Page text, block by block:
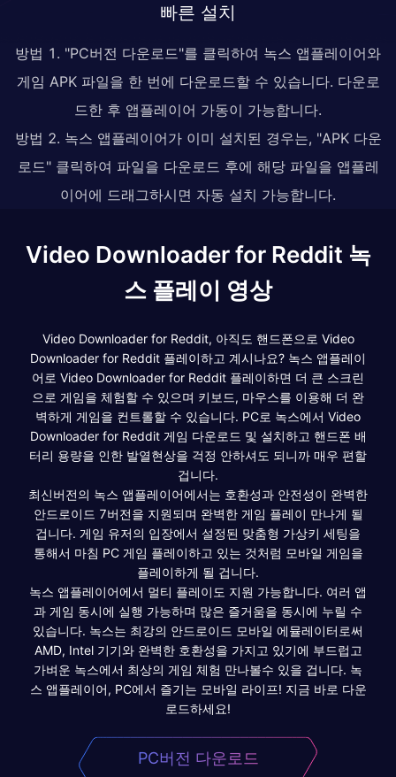
빠른 설치
방법 1. "PC버전 다운로드"를 클릭하여 녹스 앱플레이어와
게임 APK 파일을 한 번에 다운로드할 수 있습니다. 다운로
드한 후 앱플레이어 가동이 가능합니다.
방법 2. 녹스 앱플레이어가 이미 설치된 경우는, "APK 다운
로드" 클릭하여 파일을 다운로드 후에 해당 파일을 앱플레
이어에 드래그하시면 자동 설치 가능합니다.
Video Downloader for Reddit 녹
스 플레이 영상
Video Downloader for Reddit, 아직도 핸드폰으로 Video
Downloader for Reddit 플레이하고 계시나요? 녹스 앱플레이
어로 Video Downloader for Reddit 플레이하면 더 큰 스크린
으로 게임을 체험할 수 있으며 키보드, 마우스를 이용해 더 완
벽하게 게임을 컨트롤할 수 있습니다. PC로 녹스에서 Video
Downloader for Reddit 게임 다운로드 및 설치하고 핸드폰 배
터리 용량을 인한 발열현상을 걱정 안하셔도 되니까 매우 편할
겁니다.
최신버전의 녹스 앱플레이어에서는 호환성과 안전성이 완벽한
안드로이드 7버전을 지원되며 완벽한 게임 플레이 만나게 될
겁니다. 게임 유저의 입장에서 설정된 맞춤형 가상키 세팅을
통해서 마침 PC 게임 플레이하고 있는 것처럼 모바일 게임을
플레이하게 될 겁니다.
녹스 앱플레이어에서 멀티 플레이도 지원 가능합니다. 여러 앱
과 게임 동시에 실행 가능하며 많은 즐거움을 동시에 누릴 수
있습니다. 녹스는 최강의 안드로이드 모바일 에뮬레이터로써
AMD, Intel 기기와 완벽한 호환성을 가지고 있기에 부드럽고
가벼운 녹스에서 최상의 게임 체험 만나볼수 있을 겁니다. 녹
스 앱플레이어, PC에서 즐기는 모바일 라이프! 지금 바로 다운
로드하세요!
PC버전 다운로드